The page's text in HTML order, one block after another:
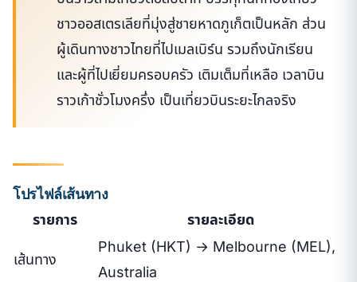
ชาวออสเตรเลียที่มุ่งสู่ชายหาดภูเก็ตเป็นหลัก ส่วน
ผู้เดินทางชาวไทยที่ไปเมลเบิร์น รวมถึงนักเรียน
และผู้ที่ไปเยี่ยมครอบครัว เติมเต็มที่เหลือ เวลาบิน
ราวเก้าชั่วโมงครึ่ง เป็นเที่ยวบินระยะไกลจริง
โปรไฟล์เส้นทาง
รายการ รายละเอียด
เส้นทาง
Phuket (HKT) → Melbourne (MEL),
Australia